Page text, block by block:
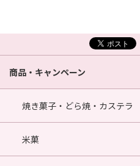
商品・キャンペーン
焼き菓子・どら焼・カステラ
米菓